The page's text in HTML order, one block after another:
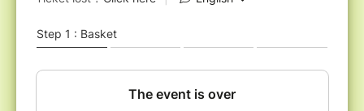
autochtones en Afrique, en Amazonie, en Inde ou
l’humanité.